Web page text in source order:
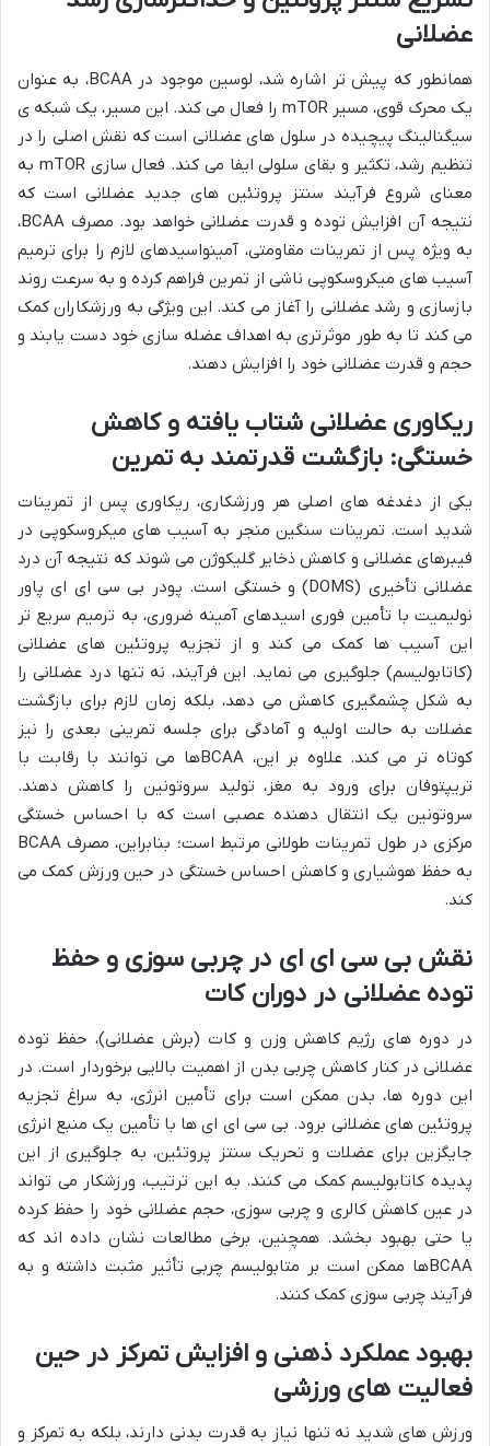
عضلانی
همانطور که پیش تر اشاره شد، لوسین موجود در BCAA، به عنوان
یک محرک قوی، مسیر mTOR را فعال می کند. این مسیر، یک شبکه ی
سیگنالینگ پیچیده در سلول های عضلانی است که نقش اصلی را در
تنظیم رشد، تکثیر و بقای سلولی ایفا می کند. فعال سازی mTOR به
معنای شروع فرآیند سنتز پروتئین های جدید عضلانی است که
نتیجه آن افزایش توده و قدرت عضلانی خواهد بود. مصرف BCAA،
به ویژه پس از تمرینات مقاومتی، آمینواسیدهای لازم را برای ترمیم
آسیب های میکروسکوپی ناشی از تمرین فراهم کرده و به سرعت روند
بازسازی و رشد عضلانی را آغاز می کند. این ویژگی به ورزشکاران کمک
می کند تا به طور موثرتری به اهداف عضله سازی خود دست یابند و
حجم و قدرت عضلانی خود را افزایش دهند.
ریکاوری عضلانی شتاب یافته و کاهش
خستگی: بازگشت قدرتمند به تمرین
یکی از دغدغه های اصلی هر ورزشکاری، ریکاوری پس از تمرینات
شدید است. تمرینات سنگین منجر به آسیب های میکروسکوپی در
فیبرهای عضلانی و کاهش ذخایر گلیکوژن می شوند که نتیجه آن درد
عضلانی تأخیری (DOMS) و خستگی است. پودر بی سی ای ای پاور
نولیمیت با تأمین فوری اسیدهای آمینه ضروری، به ترمیم سریع تر
این آسیب ها کمک می کند و از تجزیه پروتئین های عضلانی
(کاتابولیسم) جلوگیری می نماید. این فرآیند، نه تنها درد عضلانی را
به شکل چشمگیری کاهش می دهد، بلکه زمان لازم برای بازگشت
عضلات به حالت اولیه و آمادگی برای جلسه تمرینی بعدی را نیز
کوتاه تر می کند. علاوه بر این، BCAAها می توانند با رقابت با
تریپتوفان برای ورود به مغز، تولید سروتونین را کاهش دهند.
سروتونین یک انتقال دهنده عصبی است که با احساس خستگی
مرکزی در طول تمرینات طولانی مرتبط است؛ بنابراین، مصرف BCAA
به حفظ هوشیاری و کاهش احساس خستگی در حین ورزش کمک می
کند.
نقش بی سی ای ای در چربی سوزی و حفظ
توده عضلانی در دوران کات
در دوره های رژیم کاهش وزن و کات (برش عضلانی)، حفظ توده
عضلانی در کنار کاهش چربی بدن از اهمیت بالایی برخوردار است. در
این دوره ها، بدن ممکن است برای تأمین انرژی، به سراغ تجزیه
پروتئین های عضلانی برود. بی سی ای ای ها با تأمین یک منبع انرژی
جایگزین برای عضلات و تحریک سنتز پروتئین، به جلوگیری از این
پدیده کاتابولیسم کمک می کنند. به این ترتیب، ورزشکار می تواند
در عین کاهش کالری و چربی سوزی، حجم عضلانی خود را حفظ کرده
یا حتی بهبود بخشد. همچنین، برخی مطالعات نشان داده اند که
BCAAها ممکن است بر متابولیسم چربی تأثیر مثبت داشته و به
فرآیند چربی سوزی کمک کنند.
بهبود عملکرد ذهنی و افزایش تمرکز در حین
فعالیت های ورزشی
ورزش های شدید نه تنها نیاز به قدرت بدنی دارند، بلکه به تمرکز و